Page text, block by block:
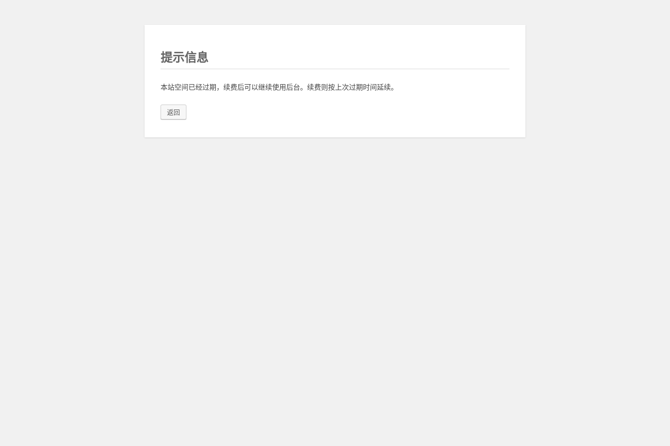
提示信息
本站空间已经过期，续费后可以继续使用后台。续费则按上次过期时间延续。
返回